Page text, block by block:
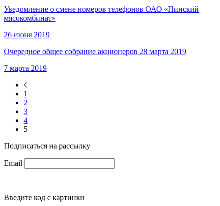
Уведомление о смене номеров телефонов ОАО «Пинский
мясокомбинат»
26 июня 2019
Очередное общее собрание акционеров 28 марта 2019
7 марта 2019
1
2
3
4
5
Подписаться на рассылку
Email
Введите код с картинки